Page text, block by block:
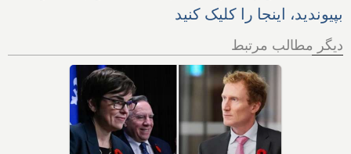
بپیوندید، اینجا را کلیک کنید
دیگر مطالب مرتبط